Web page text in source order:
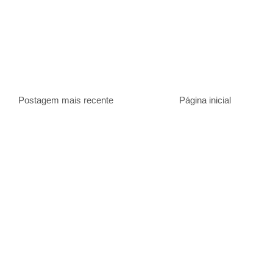
Postagem mais recente Página inicial